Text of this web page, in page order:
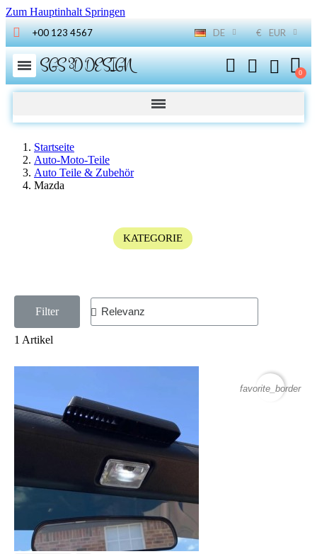
Zum Hauptinhalt Springen
+00 123 4567 DE € EUR
SGS 3D DESIGN
Startseite
Auto-Moto-Teile
Auto Teile & Zubehör
Mazda
KATEGORIE
1 Artikel
Filter
favorite_border